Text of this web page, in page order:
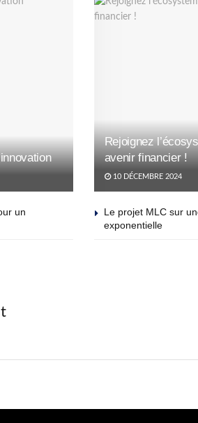
Rejoignez
avenir financier !
10 DÉCEMBRE 2024
un
Le projet MLC sur
exponentielle